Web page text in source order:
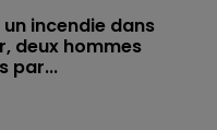
incendie dans
deux hommes
par...